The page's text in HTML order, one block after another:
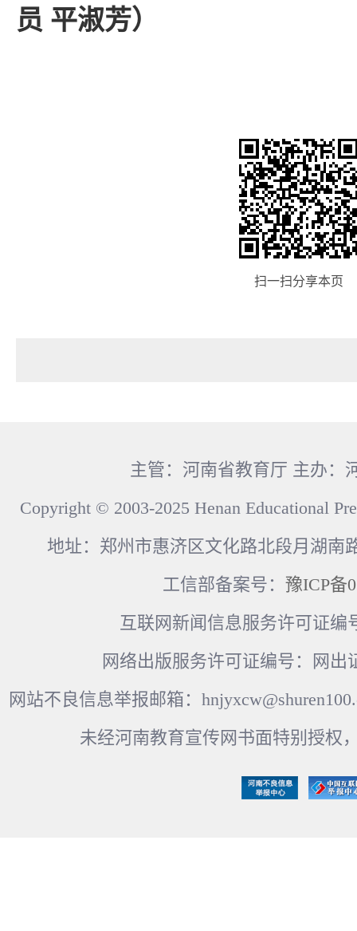
员 平淑芳）
扫一扫分享本页
主管：河南省教育厅 主办：
Copyright © 2003-2025 Henan Educational
地址：郑州市惠济区文化路北段月湖南
工信部备案号： 豫ICP备
互联网新闻信息服务许可证编
网络出版服务许可证编号：网出
网站不良信息举报邮箱：
未经河南教育宣传网书面特别授权